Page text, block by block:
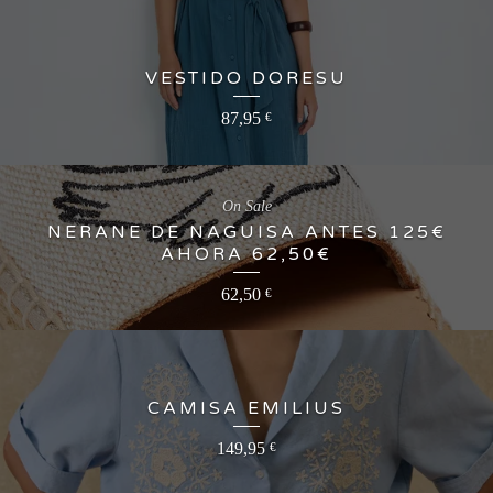
VESTIDO DORESU
87,95 €
NERANE DE NAGUISA ANTES 125€
AHORA 62,50€
62,50 €
On Sale
CAMISA EMILIUS
149,95€